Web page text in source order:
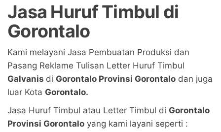
Jasa Huruf Timbul di
Gorontalo
Kami melayani Jasa Pembuatan Produksi dan
Pasang Reklame Tulisan Letter Huruf Timbul
Galvanis di Gorontalo Provinsi Gorontalo dan juga
luar Kota Gorontalo.
Jasa Huruf Timbul atau Letter Timbul di Gorontalo
Provinsi Gorontalo yang kami layani seperti :